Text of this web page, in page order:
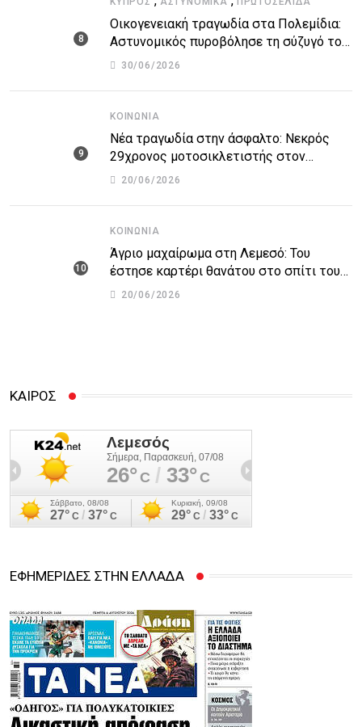
Οικογενειακή τραγωδία στα Πολεμίδια:
Αστυνομικός πυροβόλησε τη σύζυγό του
και αυτοκτόνησε
30/06/2026
ΚΟΙΝΩΝΊΑ
Νέα τραγωδία στην άσφαλτο: Νεκρός
29χρονος μοτοσικλετιστής στον
αυτοκινητόδρομο Πάφου – Λεμεσού
20/06/2026
ΚΟΙΝΩΝΊΑ
Άγριο μαχαίρωμα στη Λεμεσό: Του
έστησε καρτέρι θανάτου στο σπίτι του
για προσωπικές διαφορές – Στο
20/06/2026
ΚΑΙΡΟΣ
ΕΦΗΜΕΡΙΔΕΣ ΣΤΗΝ ΕΛΛΑΔΑ